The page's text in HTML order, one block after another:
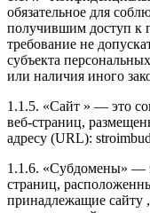
обязательное для
получившим доступ к
требование не
субъекта
или наличия иного
1.1.5. «Сайт » — это
веб-страниц,
адресу (URL):
1.1.6. «Субдомены» —
страниц,
принадлежащие сайту